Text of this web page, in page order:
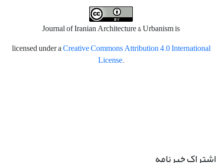
Journal of Iranian Architecture & Urbanism is
licensed under aCreative Commons Attribution 4.0 International
License.
اشتراک خبرنامه